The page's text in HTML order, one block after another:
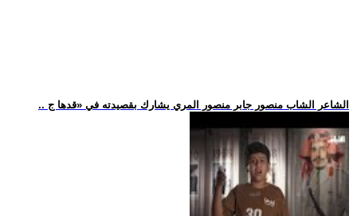
.. الشاعر الشاب منصور جابر منصور المري يشارك بقصيدته في «قدها ج